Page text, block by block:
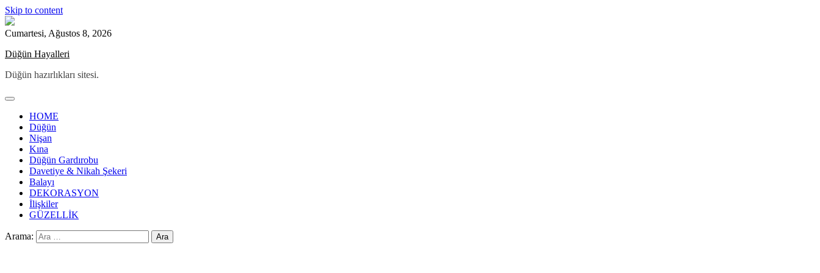
Skip to content
Cumartesi, Ağustos 8, 2026
Düğün Hayalleri
Düğün hazırlıkları sitesi.
HOME
Düğün
Nişan
Kına
Düğün Gardırobu
Davetiye & Nikah Şekeri
Balayı
DEKORASYON
İlişkiler
GÜZELLİK
Arama: